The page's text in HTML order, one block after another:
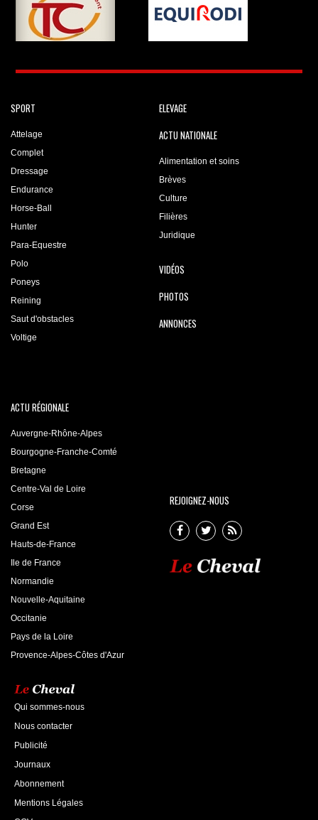
SPORT
Attelage
Complet
Dressage
Endurance
Horse-Ball
Hunter
Para-Equestre
Polo
Poneys
Reining
Saut d'obstacles
Voltige
ELEVAGE
ACTU NATIONALE
Alimentation et soins
Brèves
Culture
Filières
Juridique
VIDÉOS
PHOTOS
ANNONCES
ACTU RÉGIONALE
Auvergne-Rhône-Alpes
Bourgogne-Franche-Comté
Bretagne
Centre-Val de Loire
Corse
Grand Est
Hauts-de-France
Ile de France
Normandie
Nouvelle-Aquitaine
Occitanie
Pays de la Loire
Provence-Alpes-Côtes d'Azur
REJOIGNEZ-NOUS
Qui sommes-nous
Nous contacter
Publicité
Journaux
Abonnement
Mentions Légales